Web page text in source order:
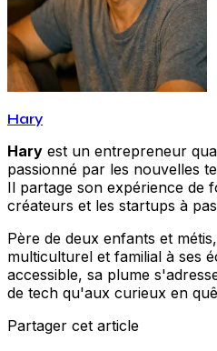
Hary
Hary est un entrepreneur
passionné par les nouvelles
Il partage son expérience de
créateurs et les startups à
Père de deux enfants et
multiculturel et familial à ses
accessible, sa plume
de tech qu'aux curieux en
Partager cet article